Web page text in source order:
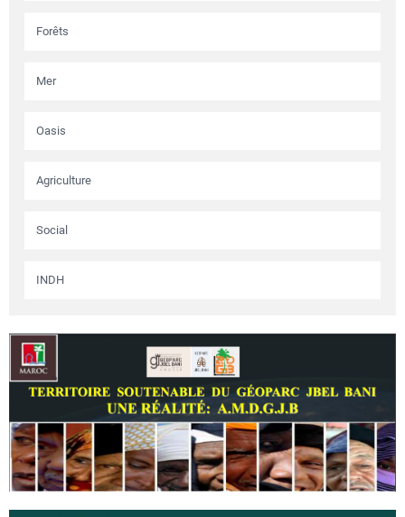
Forêts
Mer
Oasis
Agriculture
Social
INDH